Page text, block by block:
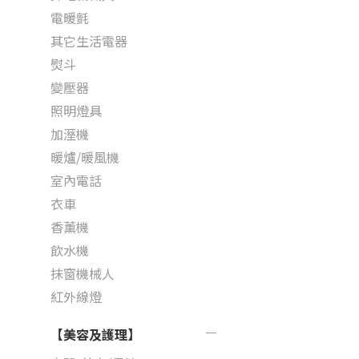
電暖氈
其它生活電器
熨斗
變壓器
照明燈具
加溼機
暖爐/暖風機
室內電話
衣車
香薰機
飲水機
抹窗機械人
紅外線燈
【美容及護理】